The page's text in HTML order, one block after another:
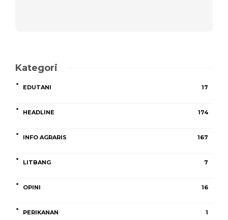
Kategori
EDUTANI 17
HEADLINE 174
INFO AGRARIS 167
LITBANG 7
OPINI 16
PERIKANAN 1